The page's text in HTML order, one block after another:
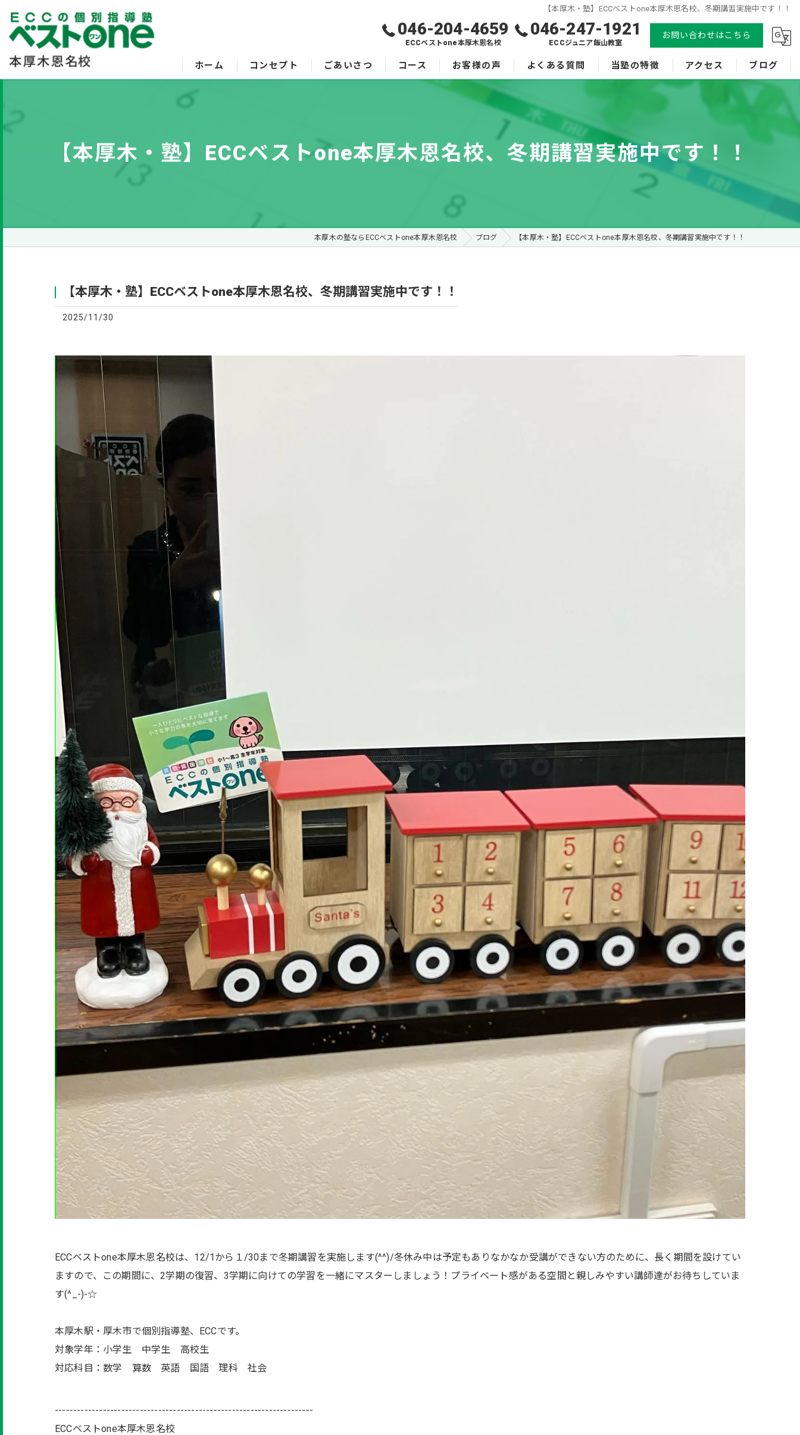
【本厚木・塾】ECCベストone本厚木恩名校、冬期講習実施中です！！
046-204-4659
ECCベストone本厚木恩名校
046-247-1921
ECCジュニア飯山教室
お問い合わせはこちら
ホーム コンセプト ごあいさつ コース お客様の声 よくある質問 当塾の特徴
中学生
体験
アクセス
ECCベストone本厚木恩名校
漫画特集
ブログ
【本厚木・塾】ECCベストone本厚木恩名校、冬期講習実施中です！！
本厚木の塾ならECCベストone本厚木恩名校 ブログ 【本厚木・塾】ECCベストone本厚木恩名校、冬期講習実施中です！！
【本厚木・塾】ECCベストone本厚木恩名校、冬期講習実施中です！！
2025/11/30
ECCベストone本厚木恩名校は、12/1から１/30まで冬期講習を実施します(^^)/冬休み中は予定もありなかなか受講ができない方のために、長く期間を設けてい
ますので、この期間に、2学期の復習、3学期に向けての学習を一緒にマスターしましょう！プライベート感がある空間と親しみやすい講師達がお待ちしていま
す(^_-)-☆
本厚木駅・厚木市で個別指導塾、ECCです。
対象学年：小学生 中学生 高校生
対応科目：数学 算数 英語 国語 理科 社会
----------------------------------------------------------------------
ECCベストone本厚木恩名校